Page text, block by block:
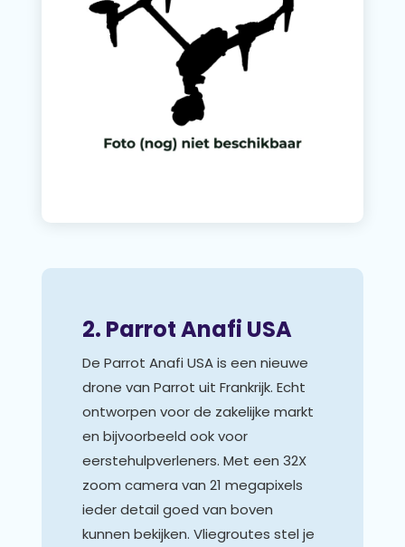
2. Parrot Anafi USA
De Parrot Anafi USA is een nieuwe
drone van Parrot uit Frankrijk. Echt
ontworpen voor de zakelijke markt
en bijvoorbeeld ook voor
eerstehulpverleners. Met een 32X
zoom camera van 21 megapixels
ieder detail goed van boven
kunnen bekijken. Vliegroutes stel je